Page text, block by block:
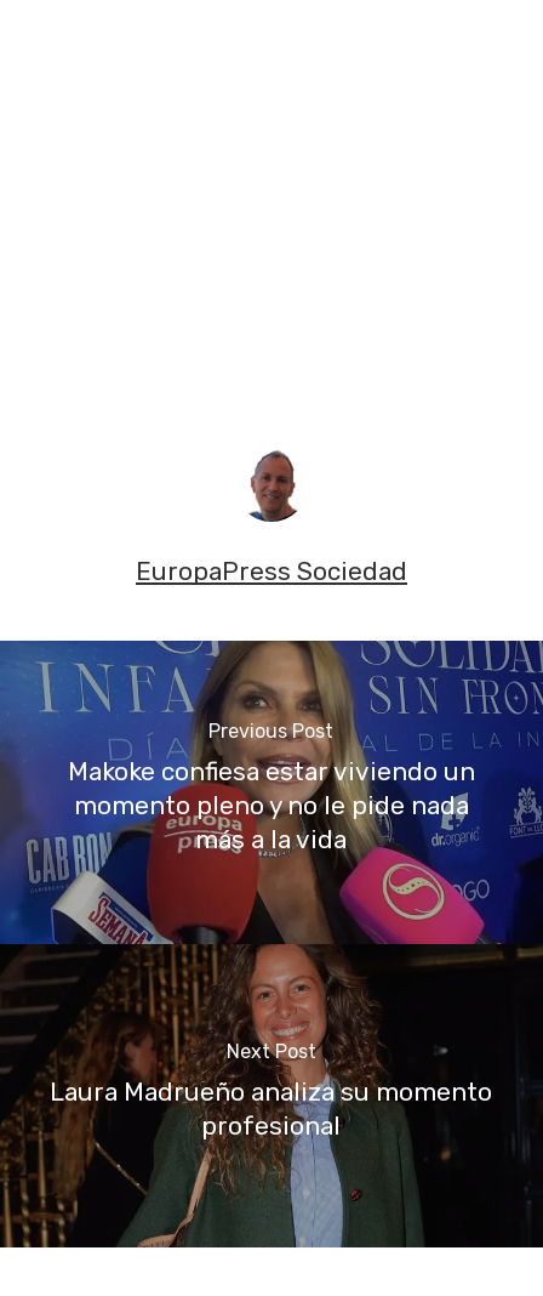
EuropaPress Sociedad
Previous Post
Makoke confiesa estar viviendo un
momento pleno y no le pide nada
más a la vida
Next Post
Laura Madrueño analiza su momento
profesional